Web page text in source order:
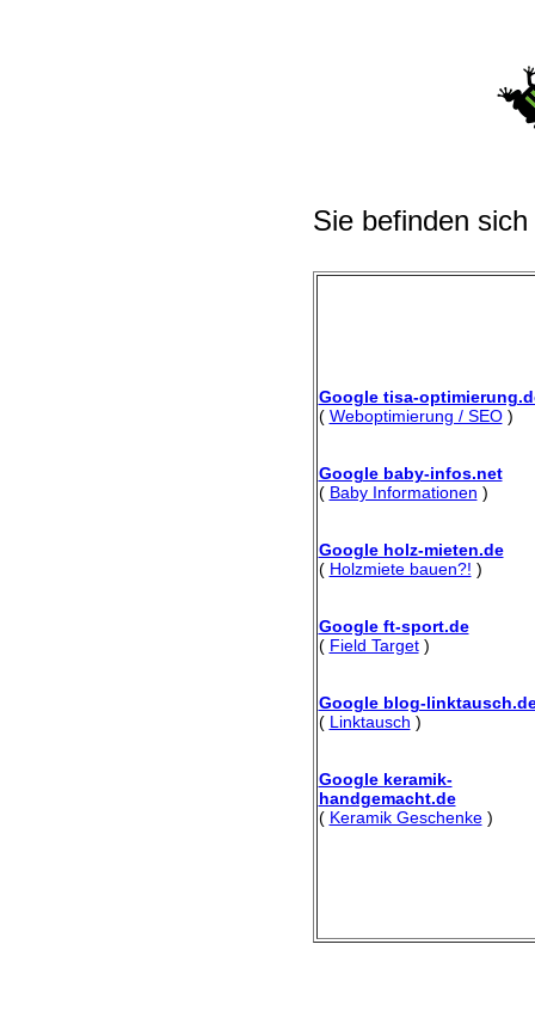
Sie befinden
Google tisa-
( Weboptimierung / SEO)
Google baby-infos.net
( Baby Informationen )
Google holz-mieten.de
( Holzmiete bauen?! )
Google ft-sport.de
( Field Target)
Google blog-
( Linktausch )
Google keramik-
handgemacht.de
( Keramik Geschenke)